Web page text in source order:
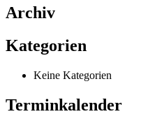
Archiv
Kategorien
Keine Kategorien
Terminkalender